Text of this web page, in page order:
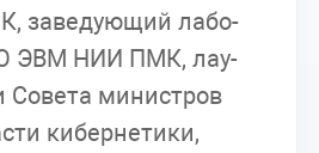
за­ве­ду­ю­щий ла­бо­
ЭВМ НИИ ПМК, ла­у­
Со­ве­та ми­ни­стров
ки­бер­не­ти­ки,